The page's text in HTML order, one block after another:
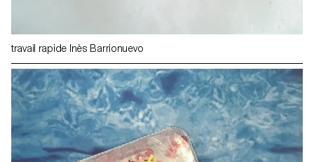
travail rapide Inès Barrionuevo